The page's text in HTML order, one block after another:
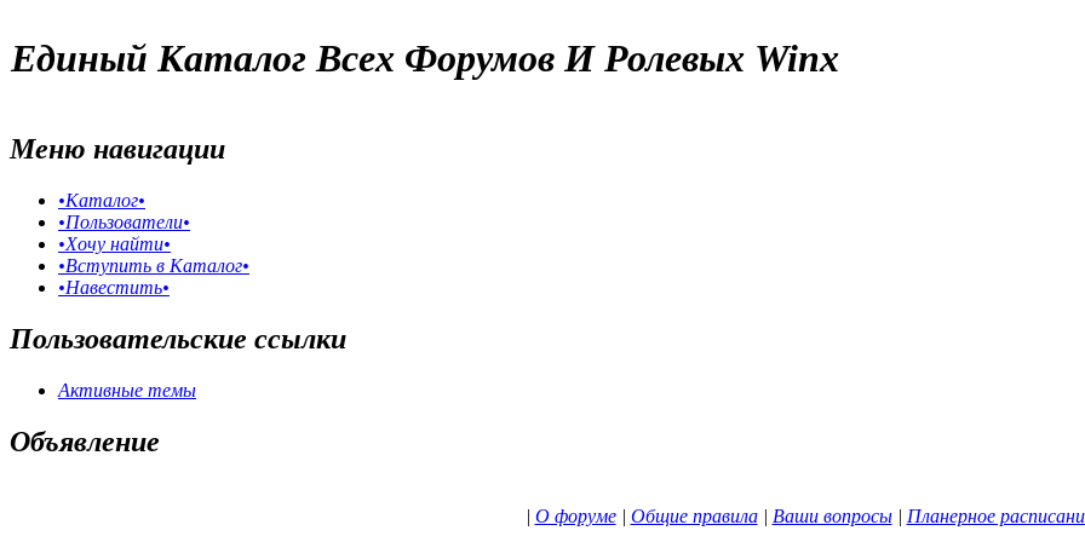
Единый Каталог Всех Форумов И Ролевых Winx
Меню навигации
•Каталог•
•Пользователи•
•Хочу найти•
•Вступить в Каталог•
•Навестить•
Пользовательские ссылки
Активные темы
Объявление
| О форуме| Общие правила| Ваши вопросы| Планерное